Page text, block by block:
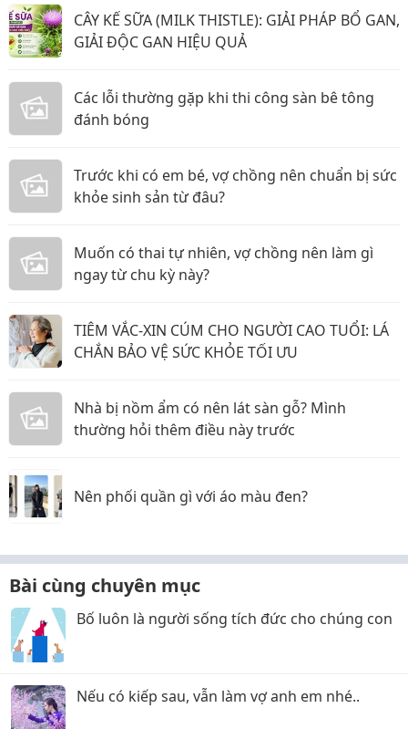
CÂY KẾ SỮA (MILK THISTLE): GIẢI PHÁP BỔ GAN,
GIẢI ĐỘC GAN HIỆU QUẢ
Các lỗi thường gặp khi thi công sàn bê tông
đánh bóng
Trước khi có em bé, vợ chồng nên chuẩn bị sức
khỏe sinh sản từ đâu?
Muốn có thai tự nhiên, vợ chồng nên làm gì
ngay từ chu kỳ này?
TIÊM VẮC-XIN CÚM CHO NGƯỜI CAO TUỔI: LÁ
CHẮN BẢO VỆ SỨC KHỎE TỐI ƯU
Nhà bị nồm ẩm có nên lát sàn gỗ? Mình
thường hỏi thêm điều này trước
Nên phối quần gì với áo màu đen?
Bài cùng chuyên mục
Bố luôn là người sống tích đức cho chúng con
Nếu có kiếp sau, vẫn làm vợ anh em nhé..